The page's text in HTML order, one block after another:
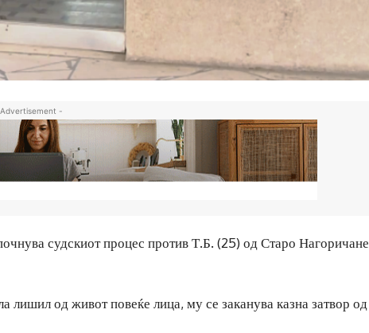
-
судскиот процес против Т.Б. (25) од Старо Нагоричане
лишил од живот повеќе лица, му се заканува казна затвор од